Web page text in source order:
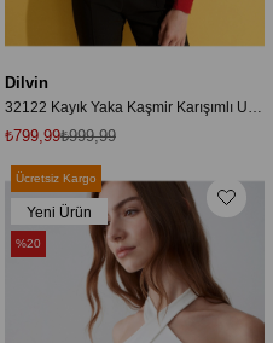
Dilvin
32122 Kayık Yaka Kaşmir Karışımlı Ultra Hafif Modal Bluz-Kırmızı
₺799,99₺999,99
Ücretsiz Kargo
Yeni Ürün
%20